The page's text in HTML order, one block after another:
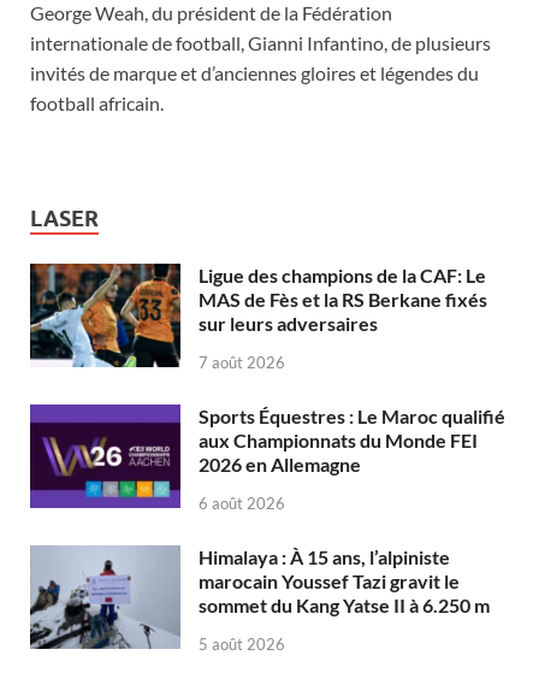
George Weah, du président de la Fédération
internationale de football, Gianni Infantino, de plusieurs
invités de marque et d’anciennes gloires et légendes du
football africain.
LASER
Ligue des champions de la CAF: Le
MAS de Fès et la RS Berkane fixés
sur leurs adversaires
7 août 2026
Sports Équestres : Le Maroc qualifié
aux Championnats du Monde FEI
2026 en Allemagne
6 août 2026
Himalaya : À 15 ans, l’alpiniste
marocain Youssef Tazi gravit le
sommet du Kang Yatse II à 6.250 m
5 août 2026